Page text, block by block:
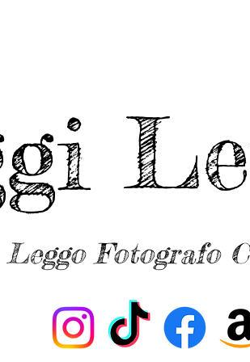
Leggo Fotografo